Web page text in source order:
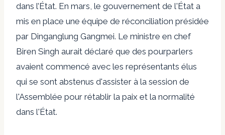
dans l’État. En mars, le gouvernement de l'État a
mis en place une équipe de réconciliation présidée
par Dinganglung Gangmei. Le ministre en chef
Biren Singh aurait déclaré que des pourparlers
avaient commencé avec les représentants élus
qui se sont abstenus d'assister à la session de
l'Assemblée pour rétablir la paix et la normalité
dans l'État.